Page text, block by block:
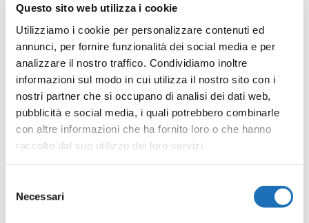
Questo sito web utilizza i cookie
Utilizziamo i cookie per personalizzare contenuti ed
annunci, per fornire funzionalità dei social media e per
analizzare il nostro traffico. Condividiamo inoltre
informazioni sul modo in cui utilizza il nostro sito con i
nostri partner che si occupano di analisi dei dati web,
pubblicità e social media, i quali potrebbero combinarle
con altre informazioni che ha fornito loro o che hanno
raccolto dal suo utilizzo dei loro servizi.
delNecessari
Tags: ATTIVITÀ PER ADULTI ,
Il tuo indirizzo email non sarà